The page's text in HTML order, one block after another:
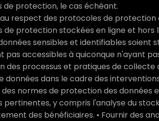
de protection, le cas échéant.
au respect des protocoles de protection
de protection stockées en ligne et
sensibles et identifiables soient
pas accessibles à quiconque n'ayant
des processus et pratiques de
données dans le cadre des
normes de protection des données
pertinentes, y compris l'analyse du
des bénéficiaires. • Fournir des